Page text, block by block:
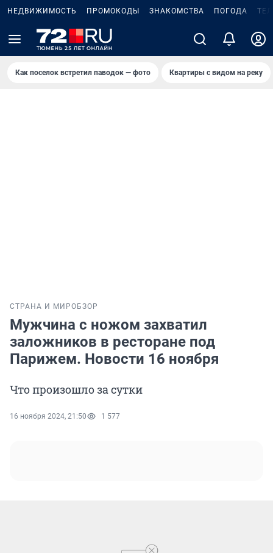
НЕДВИЖИМОСТЬ ПРОМОКОДЫ ЗНАКОМСТВА ПОГОДА
Как поселок встретил паводок — фото Квартиры с видом на реку
СТРАНА И МИРОБЗОР
Мужчина с ножом захватил
заложников в ресторане под
Парижем. Новости 16 ноября
Что произошло за сутки
16 ноября 2024, 21:50 1 577